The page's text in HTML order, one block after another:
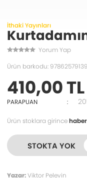
İthaki Yayınları
Yorum Yap
Ürün barkodu:
410,00 TL
PARAPUAN
:
Ürün stoklara girince
STOKTA YOK
Yazar:Viktor Pelevin